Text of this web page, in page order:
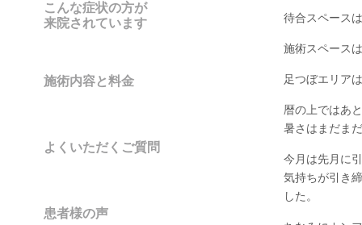
待合スペース
施術スペース
足つぼエリア
暦の上ではあ
暑さはまだま
今月は先月に
気持ちが引き
した。
こんな症状の方が
来院されています
施術内容と料金
よくいただくご質問
患者様の声